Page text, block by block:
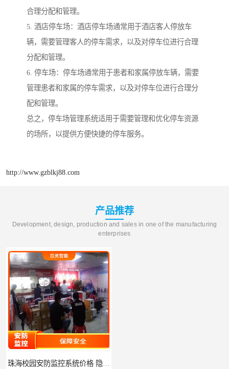
合理分配和管理。
5. 酒店停车场：酒店停车场通常用于酒店客人停放车
辆，需要管理客人的停车需求，以及对停车位进行合理
分配和管理。
6. 停车场：停车场通常用于患者和家属停放车辆，需要
管理患者和家属的停车需求，以及对停车位进行合理分
配和管理。
总之，停车场管理系统适用于需要管理和优化停车资源
的场所，以提供方便快捷的停车服务。
http://www.gzblkj88.com
产品推荐
Development, design, production and sales in one of the manufacturing
enterprises